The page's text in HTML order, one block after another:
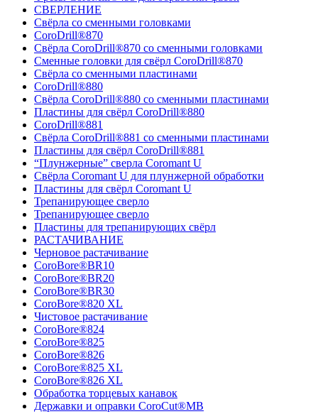
СВЕРЛЕНИЕ
Свёрла со сменными головками
CoroDrill®870
Свёрла CoroDrill®870 со сменными головками
Сменные головки для свёрл CoroDrill®870
Свёрла со сменными пластинами
CoroDrill®880
Свёрла CoroDrill®880 со сменными пластинами
Пластины для свёрл CoroDrill®880
CoroDrill®881
Свёрла CoroDrill®881 со сменными пластинами
Пластины для свёрл CoroDrill®881
“Плунжерные” сверла Coromant U
Свёрла Coromant U для плунжерной обработки
Пластины для свёрл Coromant U
Трепанирующее сверло
Трепанирующее сверло
Пластины для трепанирующих свёрл
РАСТАЧИВАНИЕ
Черновое растачивание
CoroBore®BR10
CoroBore®BR20
CoroBore®BR30
CoroBore®820 XL
Чистовое растачивание
CoroBore®824
CoroBore®825
CoroBore®826
CoroBore®825 XL
CoroBore®826 XL
Обработка торцевых канавок
Державки и оправки CoroCut®MB